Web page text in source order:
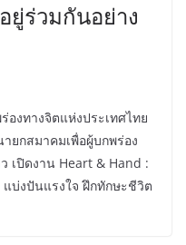
ยู่ร่วมกันอย่าง
องทางจิตแห่งประเทศไทย
ยกสมาคมเพื่อผู้บกพร่อง
เปิดงาน Heart & Hand :
บ่งปันแรงใจ ฝึกทักษะชีวิต